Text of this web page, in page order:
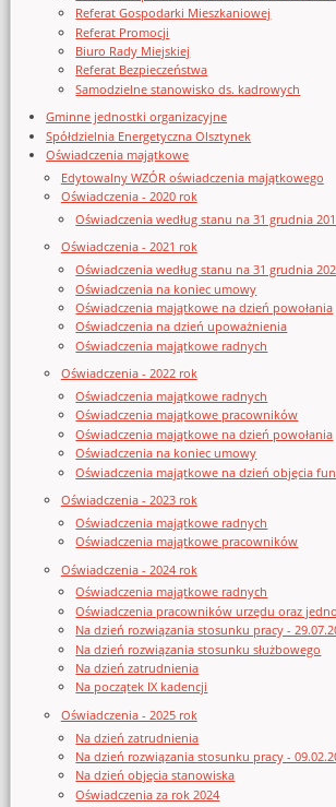
Referat Gospodarki Mieszkaniowej
Referat Promocji
Biuro Rady Miejskiej
Referat Bezpieczeństwa
Samodzielne stanowisko ds. kadrowych
Gminne jednostki organizacyjne
Spółdzielnia Energetyczna Olsztynek
Oświadczenia majątkowe
Edytowalny WZÓR oświadczenia majątkowego
Oświadczenia - 2020 rok
Oświadczenia według stanu na 31 grudnia
Oświadczenia - 2021 rok
Oświadczenia według stanu na 31 grudnia
Oświadczenia na koniec umowy
Oświadczenia majątkowe na dzień powołania
Oświadczenia na dzień upoważnienia
Oświadczenia majątkowe radnych
Oświadczenia - 2022 rok
Oświadczenia majątkowe radnych
Oświadczenia majątkowe pracowników
Oświadczenia majątkowe na dzień powołania
Oświadczenia na koniec umowy
Oświadczenia majątkowe na dzień objęcia
Oświadczenia - 2023 rok
Oświadczenia majątkowe radnych
Oświadczenia majątkowe pracowników
Oświadczenia - 2024 rok
Oświadczenia majątkowe radnych
Oświadczenia pracowników urzędu oraz
Na dzień rozwiązania stosunku pracy -
Na dzień rozwiązania stosunku służbowego
Na dzień zatrudnienia
Na początek IX kadencji
Oświadczenia - 2025 rok
Na dzień zatrudnienia
Na dzień rozwiązania stosunku pracy -
Na dzień objęcia stanowiska
Oświadczenia za rok 2024